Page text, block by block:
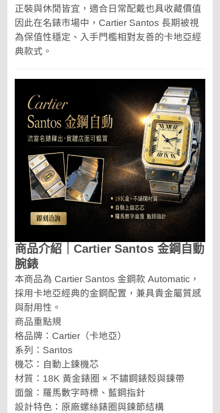
正裝與休閒皆宜，適合日常配戴也具收藏價值
因此在名錶市場中，Cartier Santos 長期被視
為保值性穩定、入手門檻相對友善的卡地亞經
典款式。
商品介紹｜Cartier Santos 金鋼自動
腕錶
本商品為 Cartier Santos 金鋼款 Automatic，
採用卡地亞經典的金鋼配置，兼具貴金屬質感
與耐用性。
商品重點規
格品牌：Cartier（卡地亞）
系列：Santos
機芯：自動上鍊機芯
材質：18K 黃金錶圈 × 不鏽鋼錶殼與鍊帶
面盤：羅馬數字時標、藍鋼指針
設計特色：原廠螺絲錶圈與鍊節結構